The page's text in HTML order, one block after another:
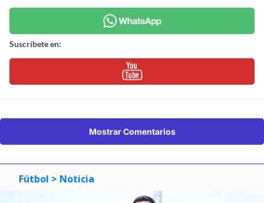
Suscríbete en:
Mostrar Comentarios
Fútbol > Noticia